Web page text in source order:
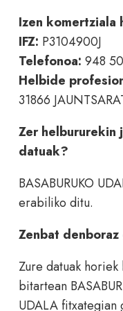
Izen komertziala
IFZ: P3104900J
Telefonoa: 948
Helbide
31866
Zer helbururekin
datuak?
BASABURUKO
erabiliko ditu.
Zenbat
Zure datuak
bitartean
UDALA fitxategian